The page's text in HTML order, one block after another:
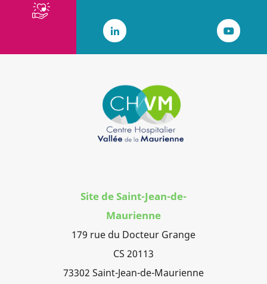
LinkedIn
Site de Saint-Jean-de-
Maurienne
179 rue du Docteur Grange
CS 20113
73302 Saint-Jean-de-Maurienne